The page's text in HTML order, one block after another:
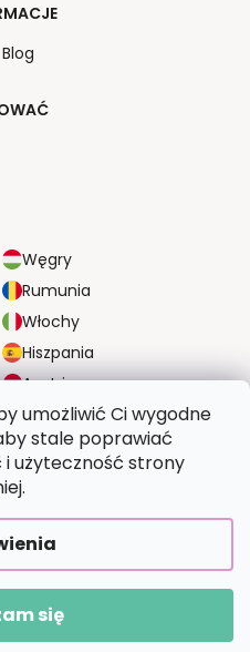
umożliwić Ci wygodne
stale poprawiać
i użyteczność strony
się
Węgry
Rumunia
Włochy
Hiszpania
Austria
Blog
|UpraviloFV STUDIO
. Wszystkie prawa zastrzeżone.